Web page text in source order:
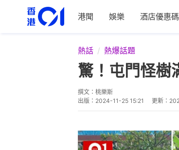
港聞 娛樂 酒店優惠碼
熱話 熱爆話題
驚！屯門怪
撰文： 桃樂斯
出版： 2024-11-25 15:21 更新：